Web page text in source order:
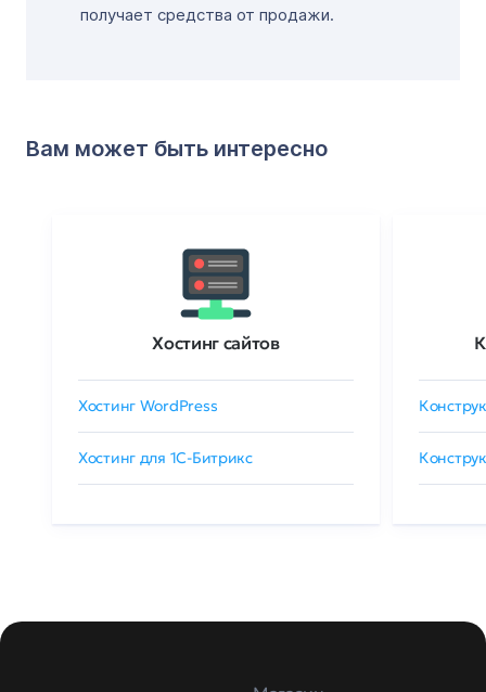
получает средства от продажи.
Вам может быть интересно
Хостинг сайтов
Хостинг WordPress
Хостинг для 1C-Битрикс